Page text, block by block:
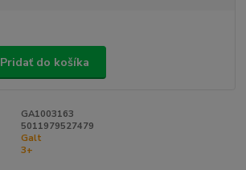
Pridať do košíka
GA1003163
5011979527479
Galt
3+